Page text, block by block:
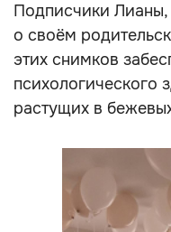
Подписчики
о своём
этих снимков
психологического
растущих в